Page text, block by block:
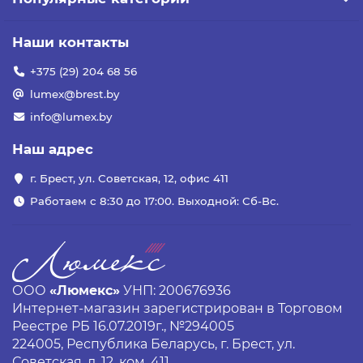
Наши контакты
+375 (29) 204 68 56
lumex@brest.by
info@lumex.by
Наш адрес
г. Брест, ул. Советская, 12, офис 411
Работаем с 8:30 до 17:00. Выходной: Сб-Вс.
ООО «Люмекс» УНП: 200676936
Интернет-магазин зарегистрирован в Торговом
Реестре РБ 16.07.2019г., №294005
224005, Республика Беларусь, г. Брест, ул.